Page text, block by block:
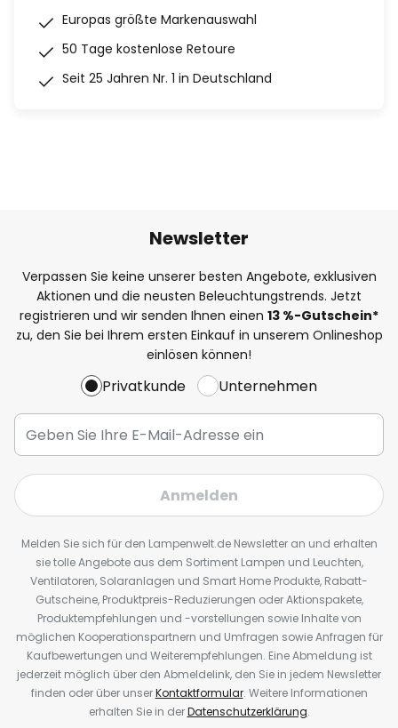
Europas größte Markenauswahl
50 Tage kostenlose Retoure
Seit 25 Jahren Nr. 1 in Deutschland
Newsletter
Verpassen Sie keine unserer besten Angebote, exklusiven
Aktionen und die neusten Beleuchtungstrends. Jetzt
registrieren und wir senden Ihnen einen 13 %-Gutschein*
zu, den Sie bei Ihrem ersten Einkauf in unserem Onlineshop
einlösen können!
Privatkunde Unternehmen
Anmelden
Melden Sie sich für den Lampenwelt.de Newsletter an und erhalten
sie tolle Angebote aus dem Sortiment Lampen und Leuchten,
Ventilatoren, Solaranlagen und Smart Home Produkte, Rabatt-
Gutscheine, Produktpreis-Reduzierungen oder Aktionspakete,
Produktempfehlungen und -vorstellungen sowie Inhalte von
möglichen Kooperationspartnern und Umfragen sowie Anfragen für
Kaufbewertungen und Weiterempfehlungen. Eine Abmeldung ist
jederzeit möglich über den Abmeldelink, den Sie in jedem Newsletter
finden oder über unserKontaktformular. Weitere Informationen
erhalten Sie in derDatenschutzerklärung.